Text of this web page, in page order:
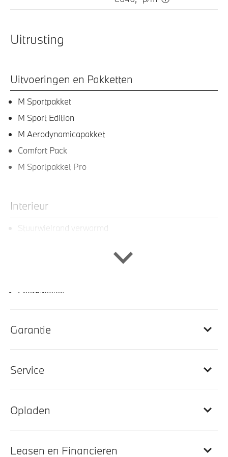
Uitrusting
Uitvoeringen en Pakketten
M Sportpakket
M Sport Edition
M Aerodynamicapakket
Comfort Pack
M Sportpakket Pro
Interieur
Stuurwielrand verwarmd
Veiligheidsgordels voorzien van M striping
Sportstoelen
M Sportstuurwiel met leder bekleed
Leder Vernasca Oyster stiksel Schwarz
Ambiance verlichting
In de breedte verstelbare rugleuning
hemelbekleding donker
Garantie
Service
Opladen
Leasen en Financieren